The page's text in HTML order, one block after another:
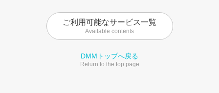
ご利用可能なサービス一覧
Available contents
DMMトップへ戻る
Return to the top page